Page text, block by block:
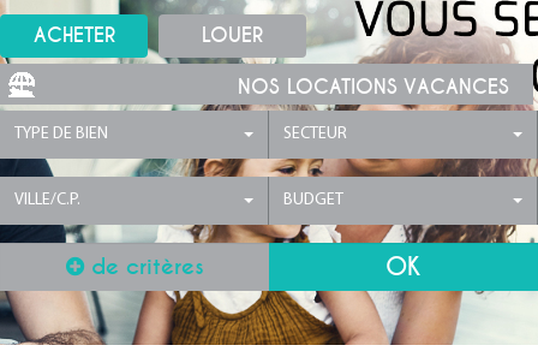
ACHETER LOUER
NOS LOCATIONS VACANCES
TYPE DE BIEN SECTEUR
VILLE/C.P. BUDGET
de critères